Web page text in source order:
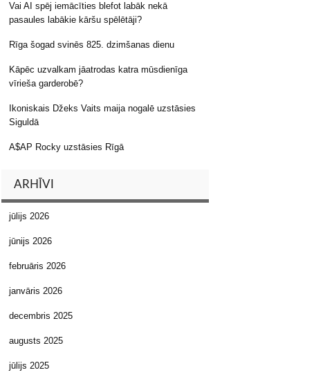
Vai AI spēj iemācīties blefot labāk nekā
pasaules labākie kāršu spēlētāji?
Rīga šogad svinēs 825. dzimšanas dienu
Kāpēc uzvalkam jāatrodas katra mūsdienīga
vīrieša garderobē?
Ikoniskais Džeks Vaits maija nogalē uzstāsies
Siguldā
A$AP Rocky uzstāsies Rīgā
ARHĪVI
jūlijs 2026
jūnijs 2026
februāris 2026
janvāris 2026
decembris 2025
augusts 2025
jūlijs 2025